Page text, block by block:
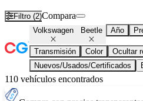
Filtro (2)Compara
Volkswagen Beetle Año
Transmisión Color Ocultar
Nuevos/Usados/Certificados
110 vehículos encontrados